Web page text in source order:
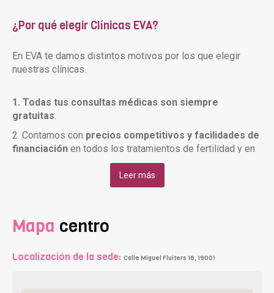
¿Por qué elegir Clínicas EVA?
En EVA te damos distintos motivos por los que elegir
nuestras clínicas.
1. Todas tus consultas médicas son siempre
gratuitas
2. Contamos con precios competitivos y facilidades de
financiación en todos los tratamientos de fertilidad y en
amplio horarioque se adapta al ritmo
4.Un equipo de ginecólogos te acompañará durante
concreto.
Leer más
Mapa centro
Localización de la sede: Calle Miguel Fluiters 16, 19001